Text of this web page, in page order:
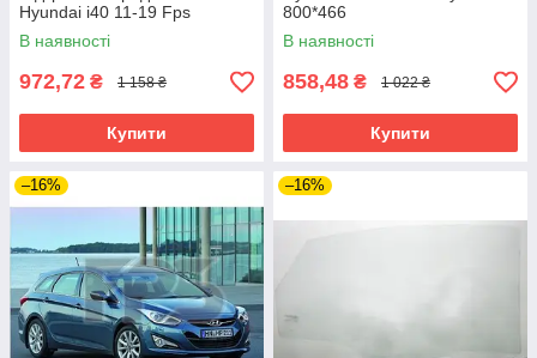
Hyundai i40 11-19 Fps
В наявності
972,72 ₴ 1 158 ₴
Купити
800*466
В наявності
858,48 ₴ 1 022 ₴
Купити
–16% –16%